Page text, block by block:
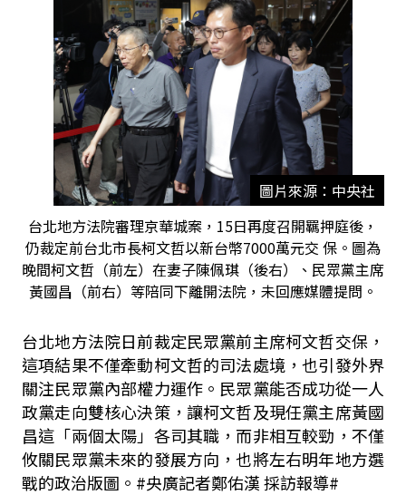
圖片來源：中央社
台北地方法院審理京華城案，15日再度召開羈押庭後，
仍裁定前台北市長柯文哲以新台幣7000萬元交 保。圖為
晚間柯文哲（前左）在妻子陳佩琪（後右）、民眾黨主席
黃國昌（前右）等陪同下離開法院，未回應媒體提問。
台北地方法院日前裁定民眾黨前主席柯文哲交保，
這項結果不僅牽動柯文哲的司法處境，也引發外界
關注民眾黨內部權力運作。民眾黨能否成功從一人
政黨走向雙核心決策，讓柯文哲及現任黨主席黃國
昌這「兩個太陽」各司其職，而非相互較勁，不僅
攸關民眾黨未來的發展方向，也將左右明年地方選
戰的政治版圖。 #央廣記者鄭佑漢 採訪報導#